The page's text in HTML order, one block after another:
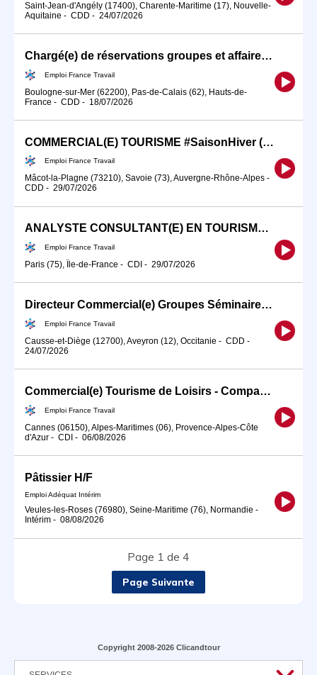
Saint-Jean-d'Angély (17400), Charente-Maritime (17), Nouvelle-
Aquitaine - CDD - 24/07/2026
Chargé(e) de réservations groupes et affaires en alternance (H/F)
Emploi France Travail
Boulogne-sur-Mer (62200), Pas-de-Calais (62), Hauts-de-
France - CDD - 18/07/2026
COMMERCIAL(E) TOURISME #SaisonHiver (H/F)
Emploi France Travail
Mâcot-la-Plagne (73210), Savoie (73), Auvergne-Rhône-Alpes -
CDD - 29/07/2026
ANALYSTE CONSULTANT(E) EN TOURISME (H/F)
Emploi France Travail
Paris (75), Île-de-France - CDI - 29/07/2026
Directeur Commercial(e) Groupes Séminaires Sénior (H/F)
Emploi France Travail
Causse-et-Diège (12700), Aveyron (12), Occitanie - CDD -
24/07/2026
Commercial(e) Tourisme de Loisirs - Compagnie Maritime (H/F)
Emploi France Travail
Cannes (06150), Alpes-Maritimes (06), Provence-Alpes-Côte
d'Azur - CDI - 06/08/2026
Pâtissier H/F
Emploi Adéquat Intérim
Veules-les-Roses (76980), Seine-Maritime (76), Normandie -
Intérim - 08/08/2026
Page 1 de 4
Page Suivante
Copyright 2008-2026 Clicandtour